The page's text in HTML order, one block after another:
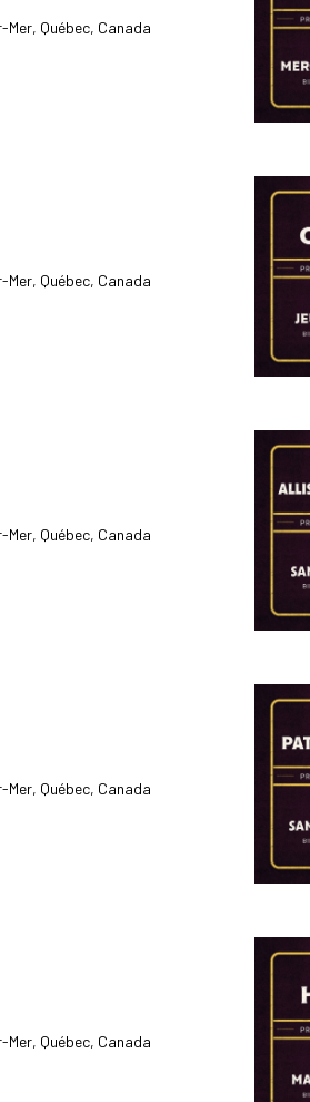
Québec, Canada
Québec, Canada
Québec, Canada
Québec, Canada
Québec, Canada